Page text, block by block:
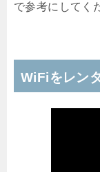
で参考にしてく
WiFiをレン